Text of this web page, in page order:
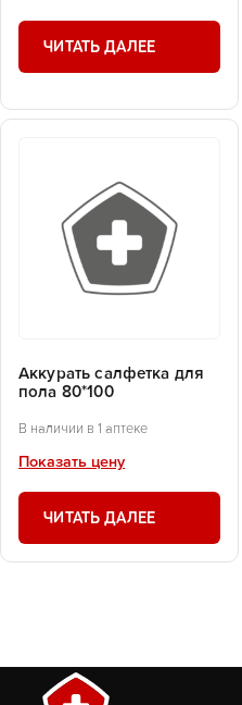
ЧИТАТЬ ДАЛЕЕ
Аккурать салфетка для
пола 80*100
В наличии в 1 аптеке
Показать цену
ЧИТАТЬ ДАЛЕЕ